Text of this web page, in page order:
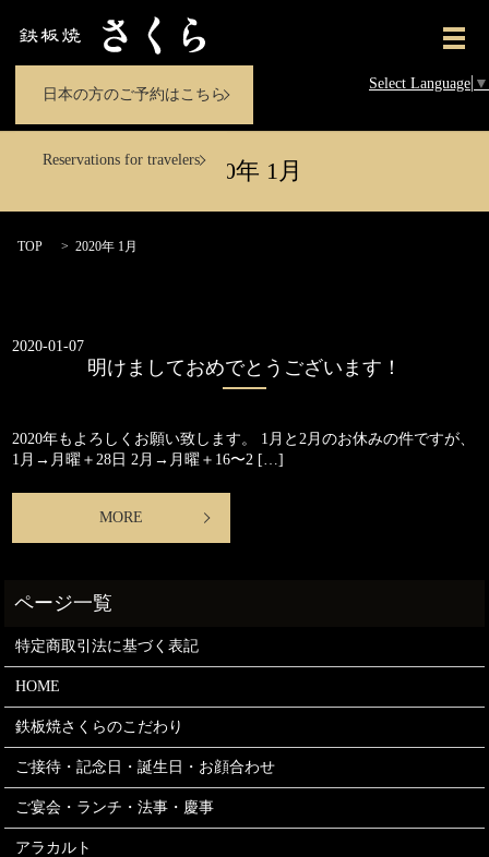
Select Language ▼
日本の方のご予約はこちら
Reservations for travelers
メ
2020年 1月
TOP 2020年 1月
2020-01-07
明けましておめでとうございます！
2020年もよろしくお願い致します。 1月と2月のお休みの件ですが、
1月→月曜＋28日 2月→月曜＋16〜2 […]
MORE
特定商取引法に基づく表記
HOME
鉄板焼さくらのこだわり
ご接待・記念日・誕生日・お顔合わせ
ご宴会・ランチ・法事・慶事
アラカルト